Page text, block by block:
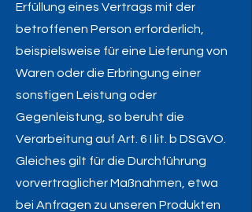
Erfüllung eines Vertrags mit der
betroffenen Person erforderlich,
beispielsweise für eine Lieferung von
Waren oder die Erbringung einer
sonstigen Leistung oder
Gegenleistung, so beruht die
Verarbeitung auf Art. 6 I lit. b DSGVO.
Gleiches gilt für die Durchführung
vorvertraglicher Maßnahmen, etwa
bei Anfragen zu unseren Produkten